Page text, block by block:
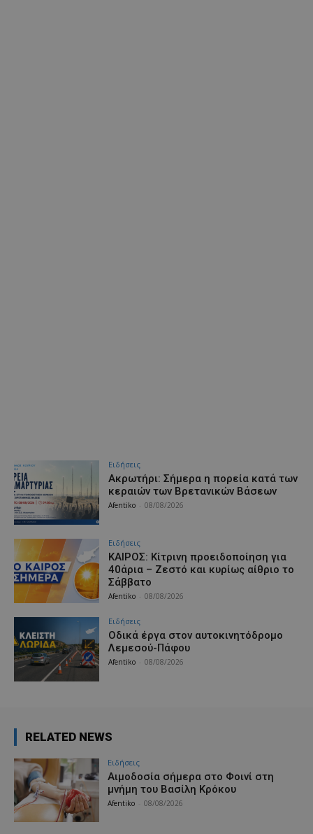
Ειδήσεις
Ακρωτήρι: Σήμερα η πορεία κατά των
κεραιών των Βρετανικών Βάσεων
Afentiko 08/08/2026
Ειδήσεις
ΚΑΙΡΟΣ: Κίτρινη προειδοποίηση για
40άρια – Ζεστό και κυρίως αίθριο το
Σάββατο
Afentiko 08/08/2026
Ειδήσεις
Οδικά έργα στον αυτοκινητόδρομο
Λεμεσού-Πάφου
Afentiko 08/08/2026
RELATED NEWS
Ειδήσεις
Αιμοδοσία σήμερα στο Φοινί στη
μνήμη του Βασίλη Κρόκου
Afentiko 08/08/2026